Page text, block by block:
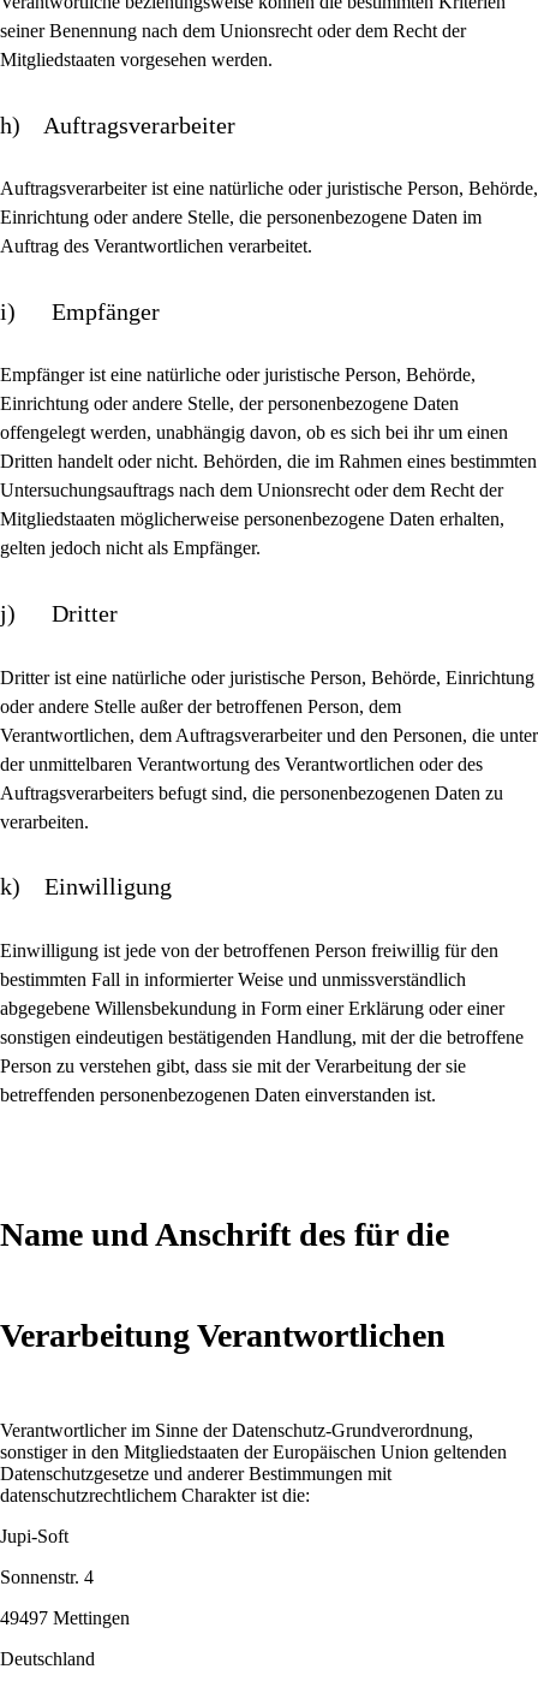
seiner Benennung nach dem Unionsrecht oder dem Recht der
Mitgliedstaaten vorgesehen werden.
h) Auftragsverarbeiter
Auftragsverarbeiter ist eine natürliche oder juristische Person, Behörde,
Einrichtung oder andere Stelle, die personenbezogene Daten im
Auftrag des Verantwortlichen verarbeitet.
i) Empfänger
Empfänger ist eine natürliche oder juristische Person, Behörde,
Einrichtung oder andere Stelle, der personenbezogene Daten
offengelegt werden, unabhängig davon, ob es sich bei ihr um einen
Dritten handelt oder nicht. Behörden, die im Rahmen eines bestimmten
Untersuchungsauftrags nach dem Unionsrecht oder dem Recht der
Mitgliedstaaten möglicherweise personenbezogene Daten erhalten,
gelten jedoch nicht als Empfänger.
j) Dritter
Dritter ist eine natürliche oder juristische Person, Behörde, Einrichtung
oder andere Stelle außer der betroffenen Person, dem
Verantwortlichen, dem Auftragsverarbeiter und den Personen, die unter
der unmittelbaren Verantwortung des Verantwortlichen oder des
Auftragsverarbeiters befugt sind, die personenbezogenen Daten zu
verarbeiten.
k) Einwilligung
Einwilligung ist jede von der betroffenen Person freiwillig für den
bestimmten Fall in informierter Weise und unmissverständlich
abgegebene Willensbekundung in Form einer Erklärung oder einer
sonstigen eindeutigen bestätigenden Handlung, mit der die betroffene
Person zu verstehen gibt, dass sie mit der Verarbeitung der sie
betreffenden personenbezogenen Daten einverstanden ist.
Name und Anschrift des für die
Verarbeitung Verantwortlichen
Verantwortlicher im Sinne der Datenschutz-Grundverordnung,
sonstiger in den Mitgliedstaaten der Europäischen Union geltenden
Datenschutzgesetze und anderer Bestimmungen mit
datenschutzrechtlichem Charakter ist die:
Jupi-Soft
Sonnenstr. 4
49497 Mettingen
Deutschland